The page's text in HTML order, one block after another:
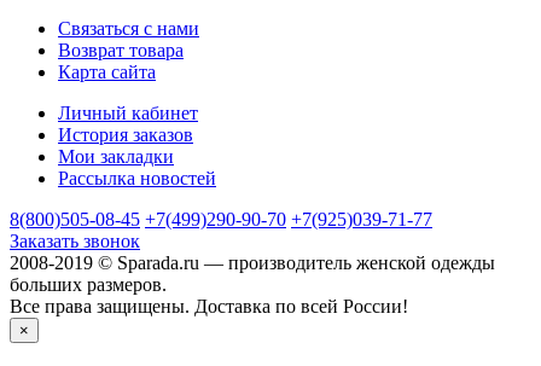
Связаться с нами
Возврат товара
Карта сайта
Личный кабинет
История заказов
Мои закладки
Рассылка новостей
8(800)505-08-45 +7(499)290-90-70 +7(925)039-71-77
Заказать звонок
2008-2019 © Sparada.ru — производитель женской одежды
больших размеров.
Все права защищены. Доставка по всей России!
×